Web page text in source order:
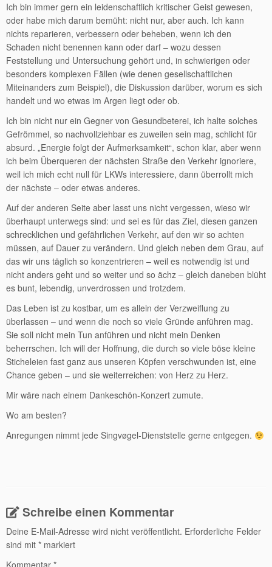
Ich bin immer gern ein leidenschaftlich kritischer Geist gewesen,
oder habe mich darum bemüht: nicht nur, aber auch. Ich kann
nichts reparieren, verbessern oder beheben, wenn ich den
Schaden nicht benennen kann oder darf – wozu dessen
Feststellung und Untersuchung gehört und, in schwierigen oder
besonders komplexen Fällen (wie denen gesellschaftlichen
Miteinanders zum Beispiel), die Diskussion darüber, worum es sich
handelt und wo etwas im Argen liegt oder ob.
Ich bin nicht nur ein Gegner von Gesundbeterei, ich halte solches
Gefrömmel, so nachvollziehbar es zuweilen sein mag, schlicht für
absurd. „Energie folgt der Aufmerksamkeit“, schon klar, aber wenn
ich beim Überqueren der nächsten Straße den Verkehr ignoriere,
weil ich mich echt null für LKWs interessiere, dann überrollt mich
der nächste – oder etwas anderes.
Auf der anderen Seite aber lasst uns nicht vergessen, wieso wir
überhaupt unterwegs sind: und sei es für das Ziel, diesen ganzen
schrecklichen und gefährlichen Verkehr, auf den wir so achten
müssen, auf Dauer zu verändern. Und gleich neben dem Grau, auf
das wir uns täglich so konzentrieren – weil es notwendig ist und
nicht anders geht und so weiter und so ächz – gleich daneben blüht
es bunt, lebendig, unverdrossen und trotzdem.
Das Leben ist zu kostbar, um es allein der Verzweiflung zu
überlassen – und wenn die noch so viele Gründe anführen mag.
Sie soll nicht mein Tun anführen und nicht mein Denken
beherrschen. Ich will der Hoffnung, die durch so viele böse kleine
Sticheleien fast ganz aus unseren Köpfen verschwunden ist, eine
Chance geben – und sie weiterreichen: von Herz zu Herz.
Mir wäre nach einem Dankeschön-Konzert zumute.
Wo am besten?
Anregungen nimmt jede Singvøgel-Dienststelle gerne entgegen.
Schreibe einen Kommentar
Deine E-Mail-Adresse wird nicht veröffentlicht. Erforderliche Felder
sind mit * markiert